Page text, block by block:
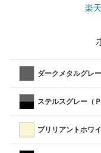
楽
ダークメタルグレー
ステルスグレー（
ブリリアントホワ